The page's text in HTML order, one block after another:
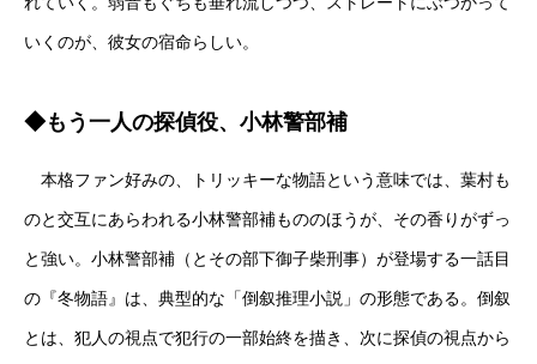
いくのが、彼女の宿命らしい。
◆もう一人の探偵役、小林警部補
本格ファン好みの、トリッキーな物語という意味では、葉村も
のと交互にあらわれる小林警部補もののほうが、その香りがずっ
と強い。小林警部補（とその部下御子柴刑事）が登場する一話目
の『冬物語』は、典型的な「倒叙推理小説」の形態である。倒叙
とは、犯人の視点で犯行の一部始終を描き、次に探偵の視点から